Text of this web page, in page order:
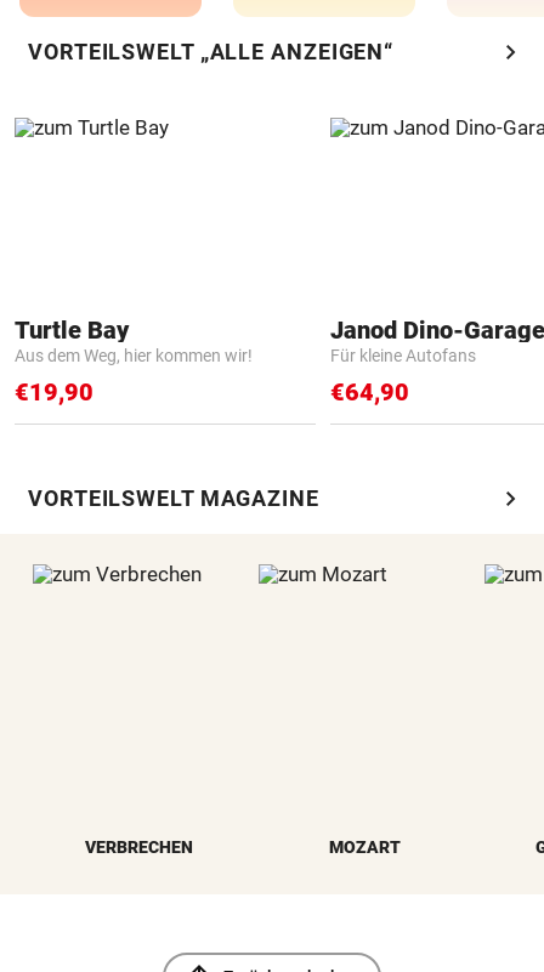
VORTEILSWELT „ALLE ANZEIGEN“ chevron_right
Turtle Bay
Aus dem Weg, hier kommen wir!
€19,90
Janod Dino-Garage
Für kleine Autofans
€64,90
VORTEILSWELT MAGAZINE chevron_right
VERBRECHEN MOZART